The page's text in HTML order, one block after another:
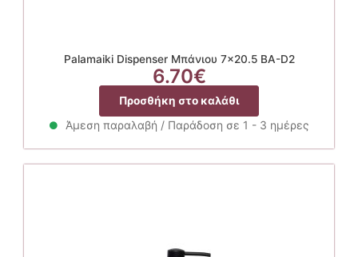
Palamaiki Dispenser Μπάνιου 7×20.5 BA-D2
6.70€
Προσθήκη στο καλάθι
Άμεση παραλαβή / Παράδοση σε 1 - 3 ημέρες